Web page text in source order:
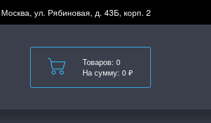
Москва, ул. Рябиновая, д. 43Б, корп. 2
Товаров: 0
На сумму: 0 ₽